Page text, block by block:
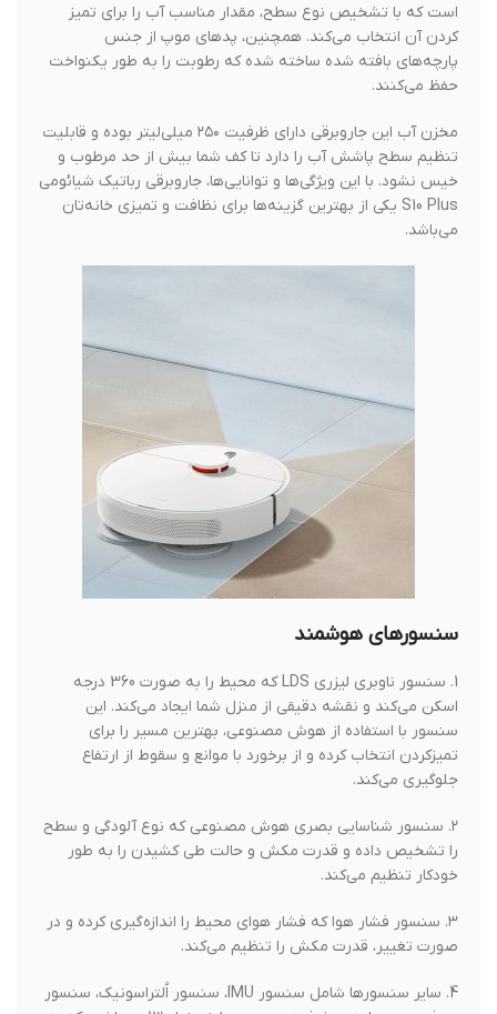
است که با تشخیص نوع سطح، مقدار مناسب آب را برای تمیز
کردن آن انتخاب می‌کند. همچنین، پدهای موپ از جنس
پارچه‌های بافته شده ساخته شده که رطوبت را به طور یکنواخت
حفظ می‌کنند.
مخزن آب این جاروبرقی دارای ظرفیت ۲۵۰ میلی‌لیتر بوده و قابلیت
تنظیم سطح پاشش آب را دارد تا کف شما بیش از حد مرطوب و
خیس نشود. با این ویژگی‌ها و توانایی‌ها، جاروبرقی رباتیک شیائومی
S10 Plus یکی از بهترین گزینه‌ها برای نظافت و تمیزی خانه‌تان
می‌باشد.
سنسورهای هوشمند
1. سنسور ناوبری لیزری LDS که محیط را به صورت 360 درجه
اسکن می‌کند و نقشه دقیقی از منزل شما ایجاد می‌کند. این
سنسور با استفاده از هوش مصنوعی، بهترین مسیر را برای
تمیزکردن انتخاب کرده و از برخورد با موانع و سقوط از ارتفاع
جلوگیری می‌کند.
۲. سنسور شناسایی بصری هوش مصنوعی که نوع آلودگی و سطح
را تشخیص داده و قدرت مکش و حالت طی کشیدن را به طور
خودکار تنظیم می‌کند.
۳. سنسور فشار هوا که فشار هوای محیط را اندازه‌گیری کرده و در
صورت تغییر، قدرت مکش را تنظیم می‌کند.
4. سایر سنسورها شامل سنسور IMU، سنسور اُلتراسونیک، سنسور